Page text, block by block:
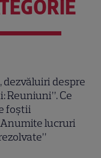
dezvăluiri despre
Reuniuni”. Ce
foștii
lucruri